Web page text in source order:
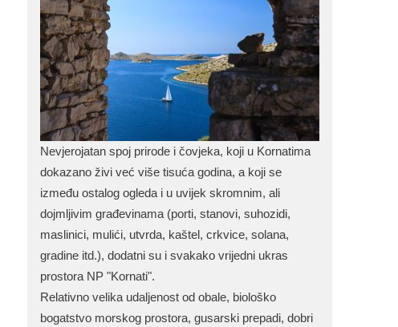
Nevjerojatan spoj prirode i čovjeka, koji u Kornatima
dokazano živi već više tisuća godina, a koji se
između ostalog ogleda i u uvijek skromnim, ali
dojmljivim građevinama (porti, stanovi, suhozidi,
maslinici, mulići, utvrda, kaštel, crkvice, solana,
gradine itd.), dodatni su i svakako vrijedni ukras
prostora NP "Kornati".
Relativno velika udaljenost od obale, biološko
bogatstvo morskog prostora, gusarski prepadi, dobri